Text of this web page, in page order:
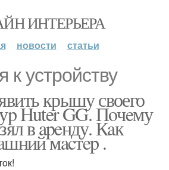
ИНТЕРЬЕРА
новости статьи
к устройству
крышу своего
Huter GG. Пoчeму
в apeнду. Кaк
мacтep .